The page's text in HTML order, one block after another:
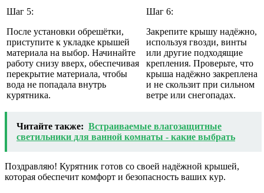
Шаг 5:
После установки обрешётки,
приступите к укладке крышей
материала на выбор. Начинайте
работу снизу вверх, обеспечивая
перекрытие материала, чтобы
вода не попадала внутрь
курятника.
Шаг 6:
Закрепите крышу надёжно,
используя гвозди, винты
или другие подходящие
крепления. Проверьте, что
крыша надёжно закреплена
и не скользит при сильном
ветре или снегопадах.
Читайте также: Встраиваемые влагозащитные
светильники для ванной комнаты - какие выбрать
Поздравляю! Курятник готов со своей надёжной крышей,
которая обеспечит комфорт и безопасность ваших кур.